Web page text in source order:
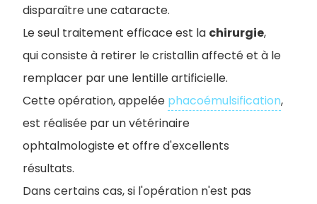
disparaître une cataracte.
Le seul traitement efficace est la chirurgie,
qui consiste à retirer le cristallin affecté et à le
remplacer par une lentille artificielle.
Cette opération, appelée phacoémulsification,
est réalisée par un vétérinaire
ophtalmologiste et offre d'excellents
résultats.
Dans certains cas, si l'opération n'est pas